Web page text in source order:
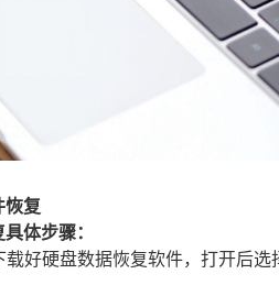
恢复
体步骤：
好硬盘数据恢复软件，打开后选